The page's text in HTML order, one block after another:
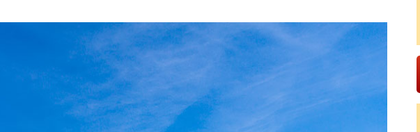
vandrings- och cykelleder, historiska badorter, vita kritklippor och
omgivet av det föränderliga havet. Passa på att göra bilutflykter och gå
Sellin (18 km) och Binz (17 km). Insup atmosfären i Nationalpark
på UNESCO:s världsarvslista, här ligger också Königsstuhl som
upp över havet.
att välja mellan, det är mycket populärt att hyra cykel och ge sig ut på
hotellet. På Rügen kan du också spela golf, minigolf och tennis, rida på